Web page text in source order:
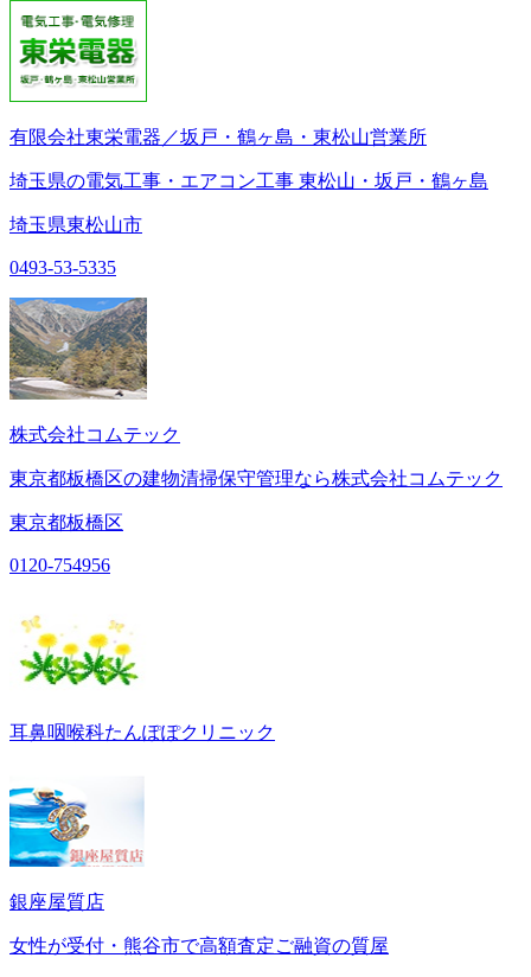
有限会社東栄電器／坂戸・鶴ヶ島・東松山営業所
埼玉県の電気工事・エアコン工事 東松山・坂戸・鶴ヶ島
埼玉県東松山市
0493-53-5335
株式会社コムテック
東京都板橋区の建物清掃保守管理なら株式会社コムテック
東京都板橋区
0120-754956
耳鼻咽喉科たんぽぽクリニック
銀座屋質店
女性が受付・熊谷市で高額査定ご融資の質屋